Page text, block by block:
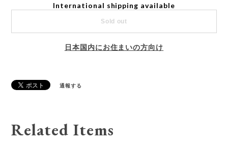
International shipping available
Sold out
日本国内にお住まいの方向け
通報する
Related Items